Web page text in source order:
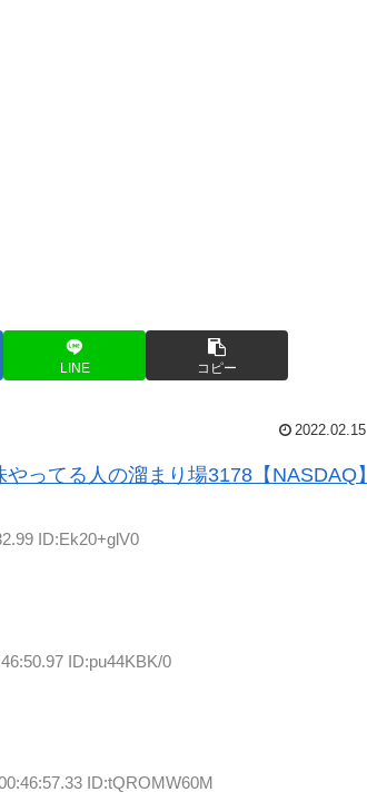
LINE コピー
2022.02.15
やってる人の溜まり場3178【NASDAQ】
ID:Ek20+glV0
ID:pu44KBK/0
ID:tQROMW60M